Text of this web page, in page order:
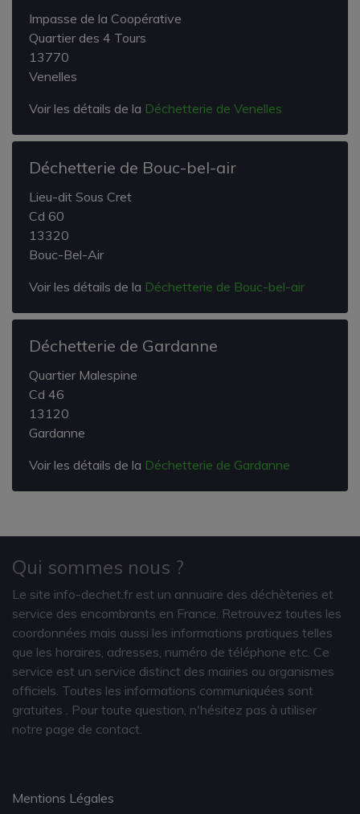
Impasse de la Coopérative
Quartier des 4 Tours
13770
Venelles
Voir les détails de la Déchetterie de Venelles
Déchetterie de Bouc-bel-air
Lieu-dit Sous Cret
Cd 60
13320
Bouc-Bel-Air
Voir les détails de la Déchetterie de Bouc-bel-air
Déchetterie de Gardanne
Quartier Malespine
Cd 46
13120
Gardanne
Voir les détails de la Déchetterie de Gardanne
Qui sommes nous ?
Le site info-dechet.fr est un annuaire des déchèteries et
service des encombrants en France. Retrouvez toutes les
coordonnées mais aussi les informations pratiques telles
que les horaires, adresses, numéro de téléphone etc. Ce
service est un service distinct des mairies ou organismes
officiels. Toutes les informations communiquées sont
gratuites
. Pour toute question, n'hésitez pas à utiliser
notre page de contact.
Mentions Légales